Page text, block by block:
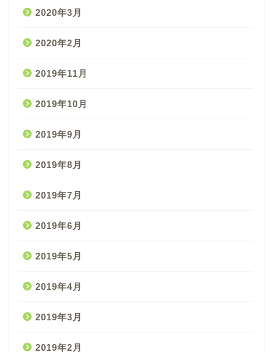
2020年3月
2020年2月
2019年11月
2019年10月
2019年9月
2019年8月
2019年7月
2019年6月
2019年5月
2019年4月
2019年3月
2019年2月